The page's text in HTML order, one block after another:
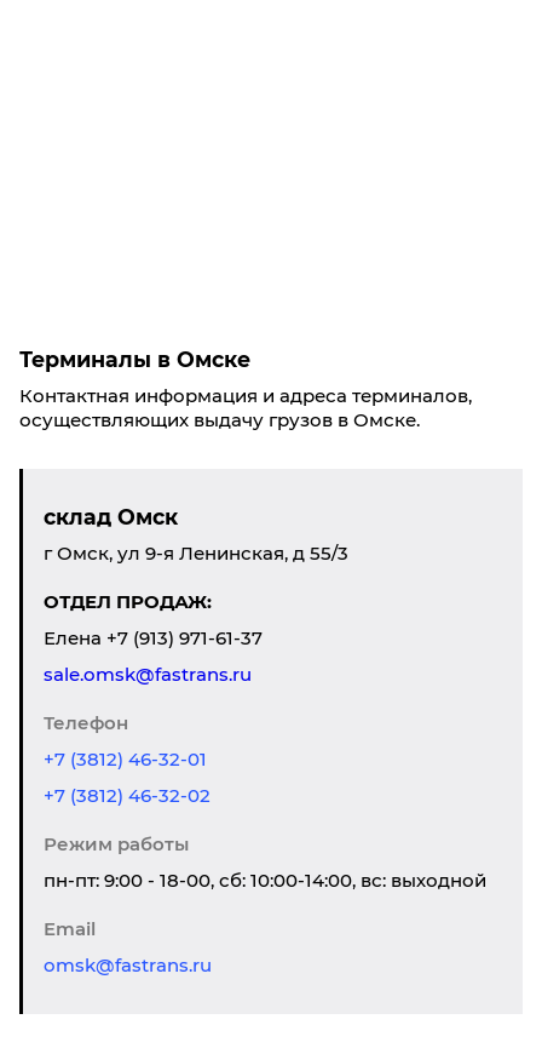
Терминалы в Омске
Контактная информация и адреса терминалов,
осуществляющих выдачу грузов в Омске.
склад Омск
г Омск, ул 9-я Ленинская, д 55/3
ОТДЕЛ ПРОДАЖ:
Елена +7 (913) 971-61-37
sale.omsk@fastrans.ru
Телефон
+7 (3812) 46-32-01
+7 (3812) 46-32-02
Режим работы
пн-пт: 9:00 - 18-00, сб: 10:00-14:00, вс: выходной
Email
omsk@fastrans.ru